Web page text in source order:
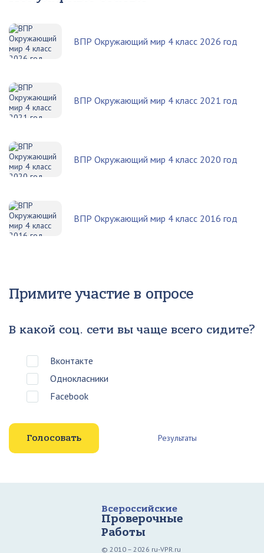
ВПР Окружающий мир 4 класс 2026 год
ВПР Окружающий мир 4 класс 2021 год
ВПР Окружающий мир 4 класс 2020 год
ВПР Окружающий мир 4 класс 2016 год
Примите участие в опросе
В какой соц. сети вы чаще всего сидите?
Вконтакте
Однокласники
Facebook
Результаты
Всероссийские
Проверочные
Работы
© 2010 – 2026 ru-VPR.ru